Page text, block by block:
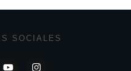
SOCIALES